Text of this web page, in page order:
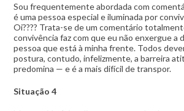
Sou frequentemente abordada com
é uma pessoa especial e iluminada por
Oi???? Trata-se de um comentário
convivência faz com que eu não enxergue a
pessoa que está à minha frente. Todos
postura, contudo, infelizmente, a barreira
predomina — e é a mais difícil de transpor.
Situação 4